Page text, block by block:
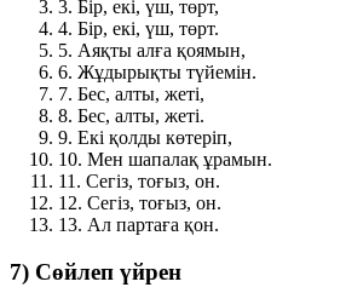
3. Бір, екі, үш, төрт,
4. Бір, екі, үш, төрт.
5. Аяқты алға қоямын,
6. Жұдырықты түйемін.
7. Бес, алты, жеті,
8. Бес, алты, жеті.
9. Екі қолды көтеріп,
10. Мен шапалақ ұрамын.
11. Сегіз, тоғыз, он.
12. Сегіз, тоғыз, он.
13. Ал партаға қон.
7) Сөйлеп үйрен